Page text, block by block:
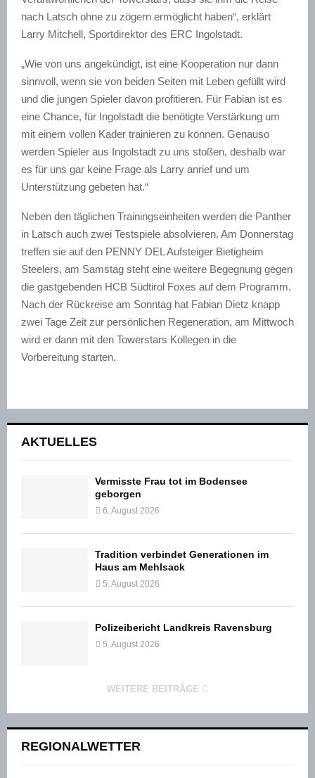
nach Latsch ohne zu zögern ermöglicht haben“, erklärt
Larry Mitchell, Sportdirektor des ERC Ingolstadt.
„Wie von uns angekündigt, ist eine Kooperation nur dann
sinnvoll, wenn sie von beiden Seiten mit Leben gefüllt wird
und die jungen Spieler davon profitieren. Für Fabian ist es
eine Chance, für Ingolstadt die benötigte Verstärkung um
mit einem vollen Kader trainieren zu können. Genauso
werden Spieler aus Ingolstadt zu uns stoßen, deshalb war
es für uns gar keine Frage als Larry anrief und um
Unterstützung gebeten hat.“
Neben den täglichen Trainingseinheiten werden die Panther
in Latsch auch zwei Testspiele absolvieren. Am Donnerstag
treffen sie auf den PENNY DEL Aufsteiger Bietigheim
Steelers, am Samstag steht eine weitere Begegnung gegen
die gastgebenden HCB Südtirol Foxes auf dem Programm.
Nach der Rückreise am Sonntag hat Fabian Dietz knapp
zwei Tage Zeit zur persönlichen Regeneration, am Mittwoch
wird er dann mit den Towerstars Kollegen in die
Vorbereitung starten.
AKTUELLES
Vermisste Frau tot im Bodensee
geborgen
6. August 2026
Tradition verbindet Generationen im
Haus am Mehlsack
5. August 2026
Polizeibericht Landkreis Ravensburg
5. August 2026
WEITERE BEITRÄGE
REGIONALWETTER